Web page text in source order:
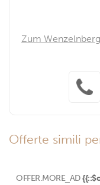
Zum
Offerte simili
OFFER.MORE_AD